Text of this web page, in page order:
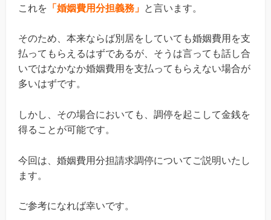
これを 「婚姻費用分担義務」 と言います。
そのため、本来ならば別居をしていても婚姻費用を支
払ってもらえるはずであるが、そうは言っても話し合
いではなかなか婚姻費用を支払ってもらえない場合が
多いはずです。
しかし、その場合においても、調停を起こして金銭を
得ることが可能です。
今回は、婚姻費用分担請求調停についてご説明いたし
ます。
ご参考になれば幸いです。